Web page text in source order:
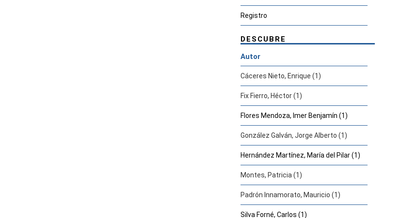
Registro
DESCUBRE
Autor
Cáceres Nieto, Enrique (1)
Fix Fierro, Héctor (1)
Flores Mendoza, Imer Benjamín (1)
González Galván, Jorge Alberto (1)
Hernández Martínez, María del Pilar (1)
Montes, Patricia (1)
Padrón Innamorato, Mauricio (1)
Silva Forné, Carlos (1)